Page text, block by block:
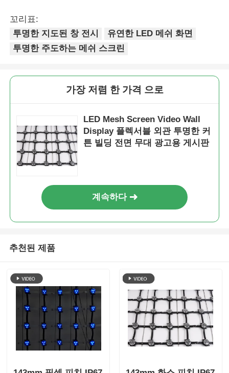
꼬리표:
투명한 지도된 창 전시
유연한 LED 메쉬 화면
투명한 주도하는 메쉬 스크린
가장 저렴 한 가격 으로
LED Mesh Screen Video Wall
Display 플렉서블 외관 투명한 커
튼 빌딩 전면 무대 광고용 게시판
계속하다
추천된 제품